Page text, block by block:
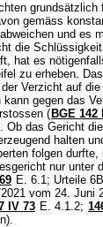
grundsätzlich
gemäss
und es
die
hat es
zu erheben.
Verzicht auf die
gegen das
(BGE 142
Ob das Gericht
halten
folgen durfte,
nur unter
E. 6.1; Urteile
vom 24. Juni
IV 73 E. 4.1.2;